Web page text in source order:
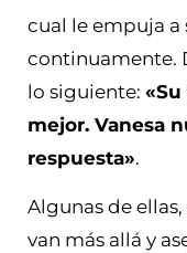
cual le empuja
continuamente.
lo siguiente:
mejor. Vanesa
respuesta».
Algunas de
van más allá y